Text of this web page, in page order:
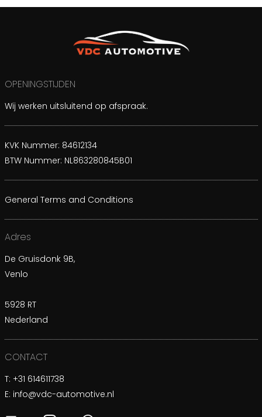
OPENINGSTIJDEN
Wij werken uitsluitend op afspraak.
KVK Nummer: 84612134
BTW Nummer: NL863280845B01
General Terms and Conditions
Adres
De Gruisdonk 9B,
Venlo
5928 RT
Nederland
CONTACT
T: +31 614611738
E: info@vdc-automotive.nl